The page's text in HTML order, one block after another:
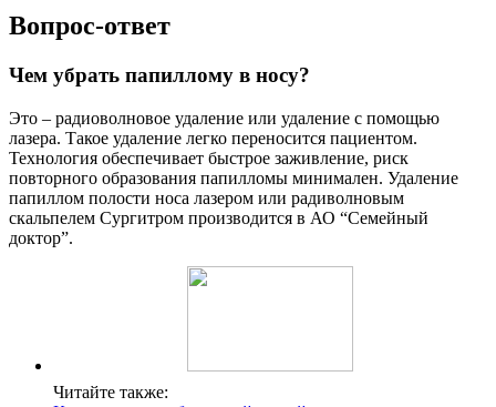
Вопрос-ответ
Чем убрать папиллому в носу?
Это – радиоволновое удаление или удаление с помощью
лазера. Такое удаление легко переносится пациентом.
Технология обеспечивает быстрое заживление, риск
повторного образования папилломы минимален. Удаление
папиллом полости носа лазером или радиволновым
скальпелем Сургитром производится в АО “Семейный
доктор”.
Читайте также: